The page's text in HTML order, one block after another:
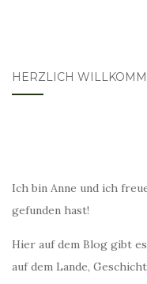
HERZLICH
Ich bin Anne und ich
gefunden hast!
Hier auf dem Blog gibt
auf dem Lande,